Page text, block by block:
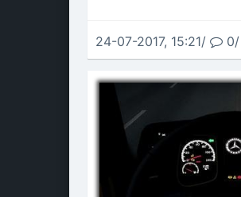
24-07-2017, 15:21/ 0/